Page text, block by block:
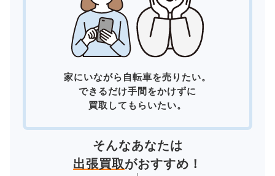
家にいながら自転車を売りたい。
できるだけ手間をかけずに
買取してもらいたい。
そんなあなたは
出張買取がおすすめ！